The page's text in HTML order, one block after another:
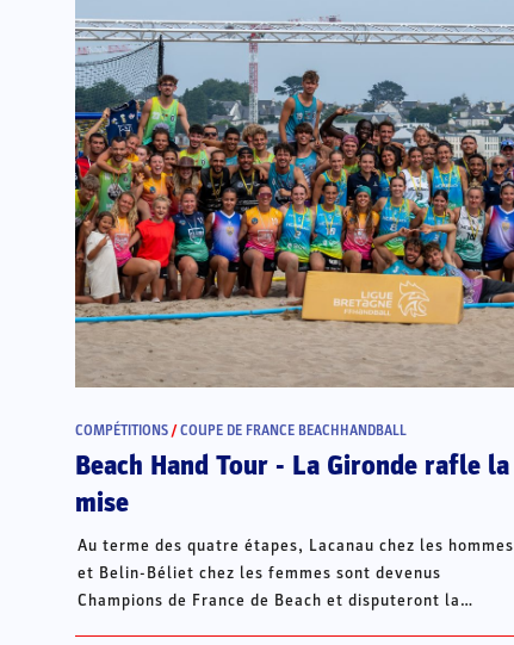
COMPÉTITIONS /COUPE DE FRANCE BEACHHANDBALL
Beach Hand Tour - La Gironde rafle la
mise
Au terme des quatre étapes, Lacanau chez les hommes
et Belin-Béliet chez les femmes sont devenus
Champions de France de Beach et disputeront la